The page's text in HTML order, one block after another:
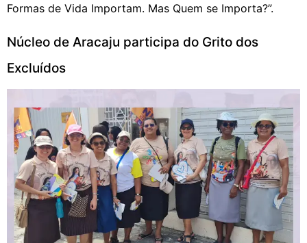
Formas de Vida Importam. Mas Quem se Importa?”.
Núcleo de Aracaju participa do Grito dos
Excluídos